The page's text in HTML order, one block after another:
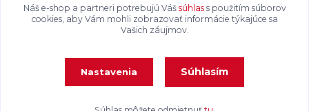
filmlabak@gmail.com
Náš e-shop a partneri potrebujú Váš súhlass použitím súborov
cookies, aby Vám mohli zobrazovať informácie týkajúce sa
Vašich záujmov.
Nastavenia Súhlasím